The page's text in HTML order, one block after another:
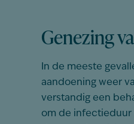
Genezing
In de meeste
aandoening weer
verstandig een
om de infectieduur